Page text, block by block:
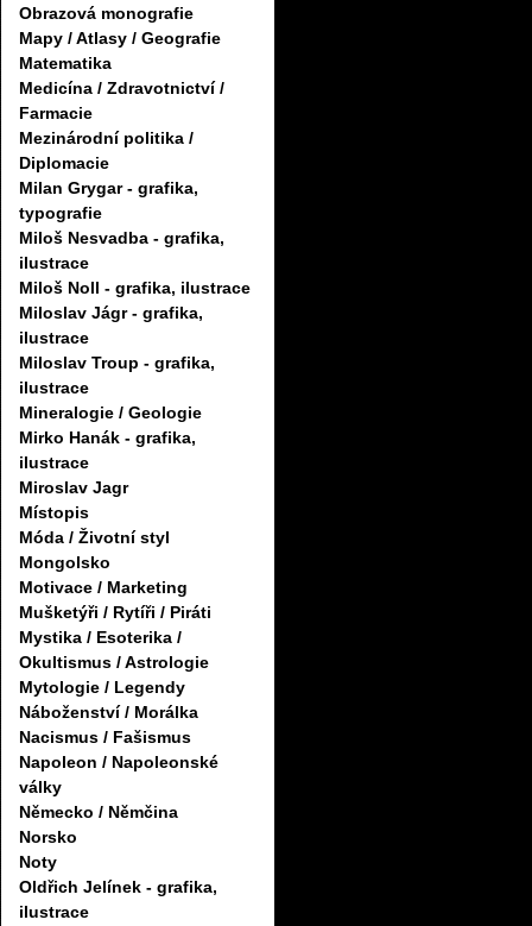
Obrazová monografie
Mapy / Atlasy / Geografie
Matematika
Medicína / Zdravotnictví /
Farmacie
Mezinárodní politika /
Diplomacie
Milan Grygar - grafika,
typografie
Miloš Nesvadba - grafika,
ilustrace
Miloš Noll - grafika, ilustrace
Miloslav Jágr - grafika,
ilustrace
Miloslav Troup - grafika,
ilustrace
Mineralogie / Geologie
Mirko Hanák - grafika,
ilustrace
Miroslav Jagr
Místopis
Móda / Životní styl
Mongolsko
Motivace / Marketing
Mušketýři / Rytíři / Piráti
Mystika / Esoterika /
Okultismus / Astrologie
Mytologie / Legendy
Náboženství / Morálka
Nacismus / Fašismus
Napoleon / Napoleonské
války
Německo / Němčina
Norsko
Noty
Oldřich Jelínek - grafika,
ilustrace